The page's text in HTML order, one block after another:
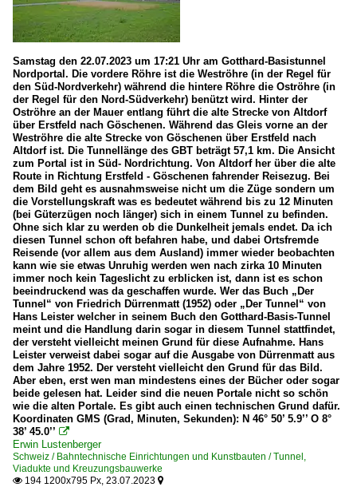
Samstag den 22.07.2023 um 17:21 Uhr am Gotthard-Basistunnel
Nordportal. Die vordere Röhre ist die Weströhre (in der Regel für
den Süd-Nordverkehr) während die hintere Röhre die Oströhre (in
der Regel für den Nord-Südverkehr) benützt wird. Hinter der
Oströhre an der Mauer entlang führt die alte Strecke von Altdorf
über Erstfeld nach Göschenen. Während das Gleis vorne an der
Weströhre die alte Strecke von Göschenen über Erstfeld nach
Altdorf ist. Die Tunnellänge des GBT beträgt 57,1 km. Die Ansicht
zum Portal ist in Süd- Nordrichtung. Von Altdorf her über die alte
Route in Richtung Erstfeld - Göschenen fahrender Reisezug. Bei
dem Bild geht es ausnahmsweise nicht um die Züge sondern um
die Vorstellungskraft was es bedeutet während bis zu 12 Minuten
(bei Güterzügen noch länger) sich in einem Tunnel zu befinden.
Ohne sich klar zu werden ob die Dunkelheit jemals endet. Da ich
diesen Tunnel schon oft befahren habe, und dabei Ortsfremde
Reisende (vor allem aus dem Ausland) immer wieder beobachten
kann wie sie etwas Unruhig werden wen nach zirka 10 Minuten
immer noch kein Tageslicht zu erblicken ist, dann ist es schon
beeindruckend was da geschaffen wurde. Wer das Buch „Der
Tunnel“ von Friedrich Dürrenmatt (1952) oder „Der Tunnel“ von
Hans Leister welcher in seinem Buch den Gotthard-Basis-Tunnel
meint und die Handlung darin sogar in diesem Tunnel stattfindet,
der versteht vielleicht meinen Grund für diese Aufnahme. Hans
Leister verweist dabei sogar auf die Ausgabe von Dürrenmatt aus
dem Jahre 1952. Der versteht vielleicht den Grund für das Bild.
Aber eben, erst wen man mindestens eines der Bücher oder sogar
beide gelesen hat. Leider sind die neuen Portale nicht so schön
wie die alten Portale. Es gibt auch einen technischen Grund dafür.
Koordinaten GMS (Grad, Minuten, Sekunden): N 46° 50’ 5.9’’ O 8°
38’ 45.0’’ 
Erwin Lustenberger
Schweiz / Bahntechnische Einrichtungen und Kunstbauten / Tunnel,
Viadukte und Kreuzungsbauwerke
 194 1200x795 Px, 23.07.2023 